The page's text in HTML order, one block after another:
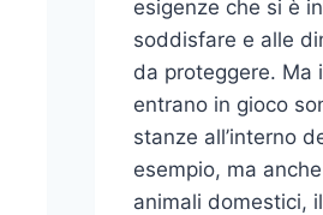
esigenze che si è
soddisfare e alle
da proteggere. Ma
entrano in gioco
stanze all’interno
esempio, ma
animali domestici,